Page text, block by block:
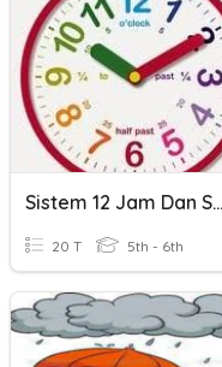
Sistem 12 Jam Dan Sistem 24 Jam
20 T 5th - 6th